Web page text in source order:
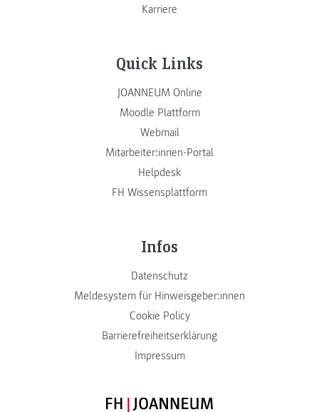
Karriere
Quick Links
JOANNEUM Online
Moodle Plattform
Webmail
Mitarbeiter:innen-Portal
Helpdesk
FH Wissensplattform
Infos
Datenschutz
Meldesystem für Hinweisgeber:innen
Cookie Policy
Barrierefreiheitserklärung
Impressum
FH JOANNEUM Logo